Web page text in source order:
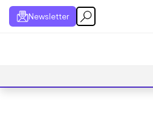
Newsletter